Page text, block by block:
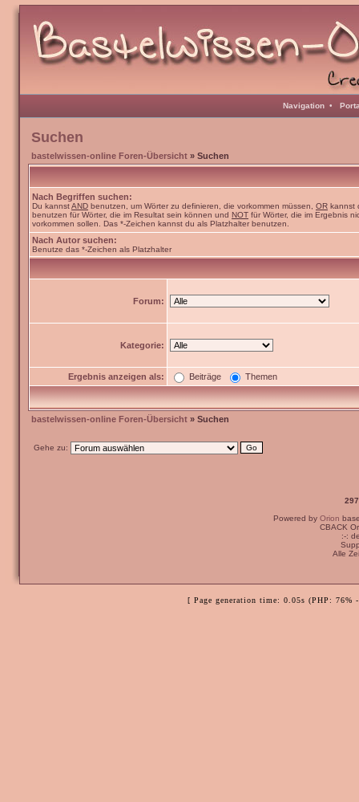
Navigation •
Suchen
bastelwissen-online Foren-Übersicht » Suchen
Nach Begriffen suchen:
Du kannstAND benutzen, um Wörter zu definieren, die vorkommen müssen, OR kannst
benutzen für Wörter, die im Resultat sein können und NOT für Wörter, die im Ergebnis
vorkommen sollen. Das *-Zeichen kannst du als Platzhalter benutzen.
Nach Autor suchen:
Benutze das *-Zeichen als Platzhalter
Forum:
Kategorie:
Ergebnis anzeigen als: Beiträge Themen
bastelwissen-online Foren-Übersicht » Suchen
Gehe zu:
Powered by Orion
CBACK
:-:
Alle
[ Page generation time: 0.05s (PHP: